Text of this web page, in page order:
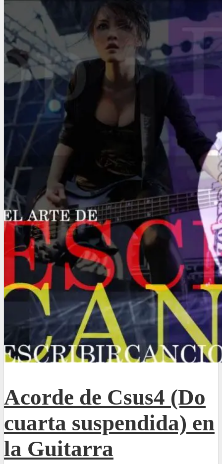
Acorde de Csus4 (Do
cuarta suspendida) en
la Guitarra